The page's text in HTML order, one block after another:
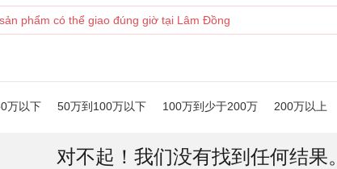
phẩm có thể giao đúng giờ tại Lâm Đồng
万以下 50万到100万以下 100万到少于200万 200万以上
对不起！我们没有找到任何结果。